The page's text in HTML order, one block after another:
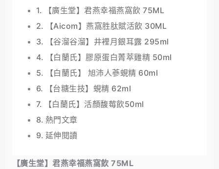
【廣生堂】君燕幸福燕窩飲 75ML
【Aicom】燕窩胜肽賦活飲 30ML
【谷溜谷溜】井裡月銀耳露 295ml
【白蘭氏】膠原蛋白菁萃雞精 50ml
【白蘭氏】 旭沛人蔘蜆精 60ml
【台糖生技】蜆精 62ml
【白蘭氏】活顏馥莓飲50ml
熱門文章
延伸閱讀
【廣生堂】君燕幸福燕窩飲 75ML